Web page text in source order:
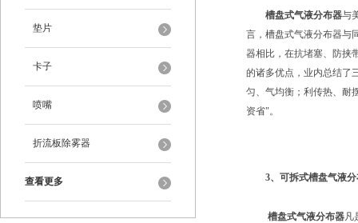
垫片
卡子
喷嘴
折流板除雾器
查看更多
槽盘式气液分布器与
言，槽盘式气液分布器与
器相比，在抗堵塞、防挟
的诸多优点，业内总结了
匀、气均衡；利传热、耐
资省"。
3、 可拆式槽盘气液
槽盘式气液分布器凡